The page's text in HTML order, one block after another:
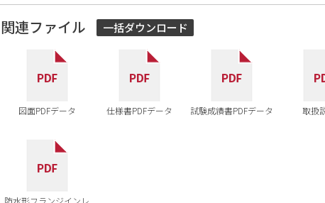
関連ファイル
図面PDFデータ 仕様書PDFデータ 試験成績書PDFデータ 取扱
防水形フランジインレ
一括ダウンロード